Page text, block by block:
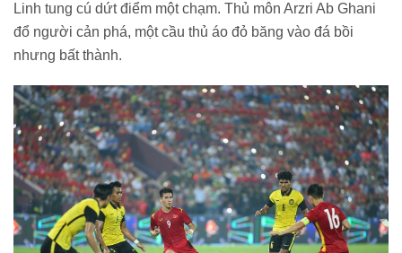
Linh tung cú dứt điểm một chạm. Thủ môn Arzri Ab Ghani
đổ người cản phá, một cầu thủ áo đỏ băng vào đá bồi
nhưng bất thành.